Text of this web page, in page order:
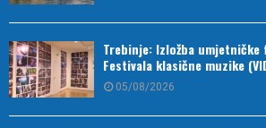
Trebinje: Izložba
Festivala klasične muzike
05/08/2026